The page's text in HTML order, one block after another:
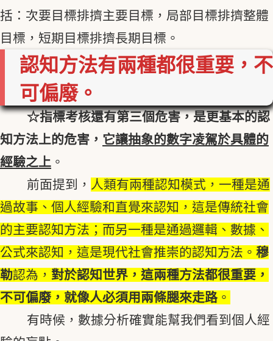
括：次要目標排擠主要目標，局部目標排擠整體
目標，短期目標排擠長期目標。
認知方法有兩種都很重要，不
可偏廢。
☆指標考核還有第三個危害，是更基本的認
知方法上的危害， 它讓抽象的數字凌駕於具體的
經驗之上 。
前面提到， 人類有兩種認知模式，一種是通
過故事、個人經驗和直覺來認知，這是傳統社會
的主要認知方法；而另一種是通過邏輯、數據、
公式來認知，這是現代社會推崇的認知方法。 穆
勒認為， 對於認知世界，這兩種方法都很重要，
不可偏廢，就像人必須用兩條腿來走路 。
有時候，數據分析確實能幫我們看到個人經